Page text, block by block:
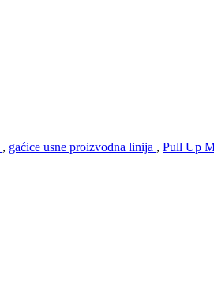
, gaćice usne proizvodna linija , Pull Up